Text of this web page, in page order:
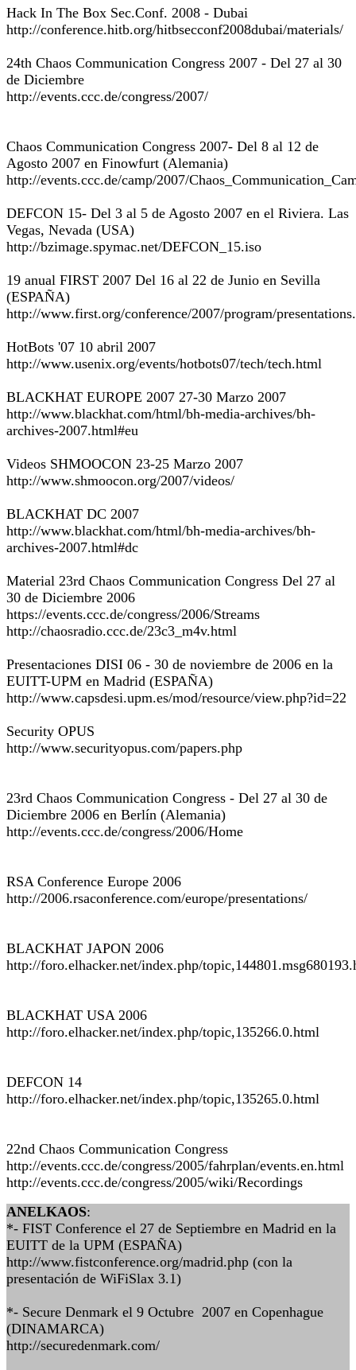
Hack In The Box Sec.Conf. 2008 - Dubai
http://conference.hitb.org/hitbsecconf2008dubai/materials/
24th Chaos Communication Congress 2007 - Del 27 al 30
de Diciembre
http://events.ccc.de/congress/2007/
Chaos Communication Congress 2007- Del 8 al 12 de
Agosto 2007 en Finowfurt (Alemania)
http://events.ccc.de/camp/2007/
DEFCON 15- Del 3 al 5 de Agosto 2007 en el Riviera. Las
Vegas, Nevada (USA)
http://bzimage.spymac.net/DEFCON_15.iso
19 anual FIRST 2007 Del 16 al 22 de Junio en Sevilla
(ESPAÑA)
http://www.first.org/conference/2007/program/
HotBots '07 10 abril 2007
http://www.usenix.org/events/hotbots07/tech/tech.html
BLACKHAT EUROPE 2007 27-30 Marzo 2007
http://www.blackhat.com/html/bh-media-archives/bh-
archives-2007.html#eu
Videos SHMOOCON 23-25 Marzo 2007
http://www.shmoocon.org/2007/videos/
BLACKHAT DC 2007
http://www.blackhat.com/html/bh-media-archives/bh-
archives-2007.html#dc
Material 23rd Chaos Communication Congress Del 27 al
30 de Diciembre 2006
https://events.ccc.de/congress/2006/Streams
http://chaosradio.ccc.de/23c3_m4v.html
Presentaciones DISI 06 - 30 de noviembre de 2006 en la
EUITT-UPM en Madrid (ESPAÑA)
http://www.capsdesi.upm.es/mod/resource/view.php?id=22
Security OPUS
http://www.securityopus.com/papers.php
23rd Chaos Communication Congress - Del 27 al 30 de
Diciembre 2006 en Berlín (Alemania)
http://events.ccc.de/congress/2006/Home
RSA Conference Europe 2006
http://2006.rsaconference.com/europe/presentations/
BLACKHAT JAPON 2006
http://foro.elhacker.net/index.php/
BLACKHAT USA 2006
http://foro.elhacker.net/index.php/topic,135266.0.html
DEFCON 14
http://foro.elhacker.net/index.php/topic,135265.0.html
22nd Chaos Communication Congress
http://events.ccc.de/congress/2005/fahrplan/events.en.html
http://events.ccc.de/congress/2005/wiki/Recordings
ANELKAOS:
*- FIST Conference el 27 de Septiembre en Madrid en la
EUITT de la UPM (ESPAÑA)
http://www.fistconference.org/madrid.php (con la
presentación de WiFiSlax 3.1)
*- Secure Denmark el 9 Octubre 2007 en Copenhague
(DINAMARCA)
http://securedenmark.com/